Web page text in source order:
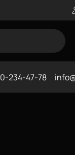
234-47-78